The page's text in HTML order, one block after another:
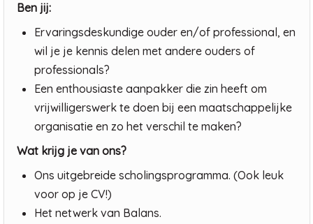
Ben jij:
Ervaringsdeskundige ouder en/of professional, en
wil je je kennis delen met andere ouders of
professionals?
Een enthousiaste aanpakker die zin heeft om
vrijwilligerswerk te doen bij een maatschappelijke
organisatie en zo het verschil te maken?
Wat krijg je van ons?
Ons uitgebreide scholingsprogramma. (Ook leuk
voor op je CV!)
Het netwerk van Balans.